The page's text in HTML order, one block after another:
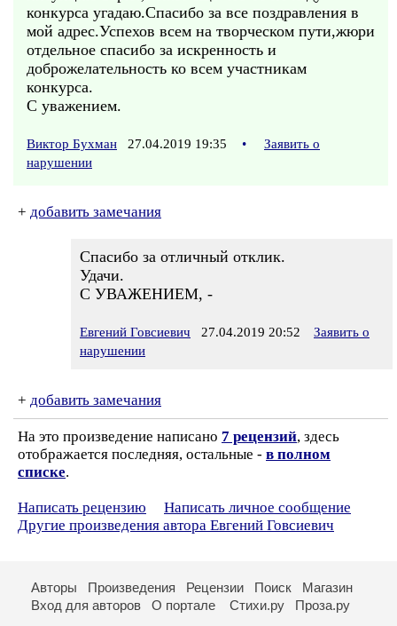
конкурса угадаю.Спасибо за все поздравления в
мой адрес.Успехов всем на творческом пути,жюри
отдельное спасибо за искренность и
доброжелательность ко всем участникам
конкурса.
С уважением.
Виктор Бухман 27.04.2019 19:35 •
Заявить о
нарушении
+ добавить замечания
Спасибо за отличный отклик.
Удачи.
С УВАЖЕНИЕМ, -
Евгений Говсиевич 27.04.2019 20:52
Заявить о
нарушении
+ добавить замечания
На это произведение написано 7 рецензий, здесь
отображается последняя, остальные - в полном
списке.
Написать рецензию
Написать личное сообщение
Другие произведения автора Евгений Говсиевич
Авторы Произведения Рецензии Поиск
Магазин
Вход для авторов
О портале Стихи.ру Проза.ру